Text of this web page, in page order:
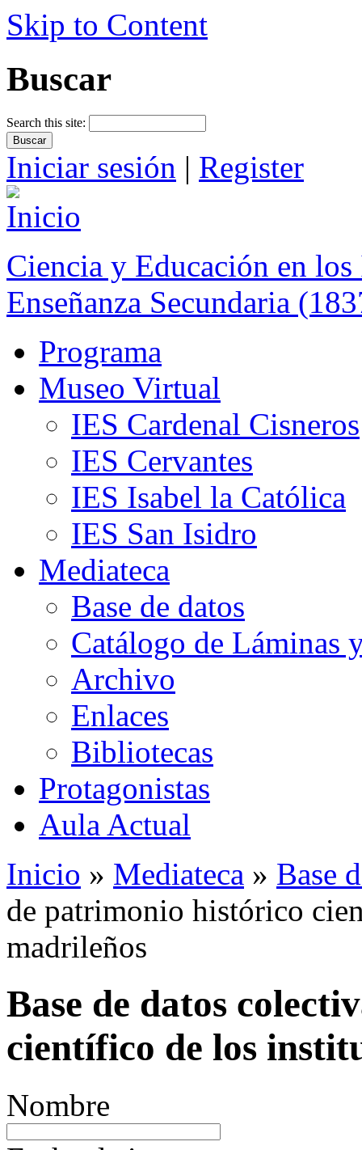
Skip to Content
Buscar
Search this site:
Iniciar sesión | Register
Ciencia y Educación en
Enseñanza Secundaria
Programa
Museo Virtual
IES Cardenal Cisneros
IES Cervantes
IES Isabel la Católica
IES San Isidro
Mediateca
Base de datos
Catálogo de Láminas
Archivo
Enlaces
Bibliotecas
Protagonistas
Aula Actual
Inicio » Mediateca » Base
de patrimonio histórico
madrileños
Base de datos
científico de los
Nombre